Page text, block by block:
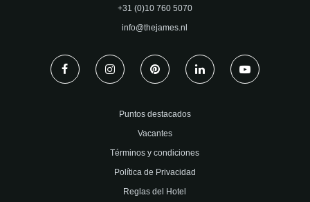
+31 (0)10 760 5070
info@thejames.nl
Puntos destacados
Vacantes
Términos y condiciones
Política de Privacidad
Reglas del Hotel